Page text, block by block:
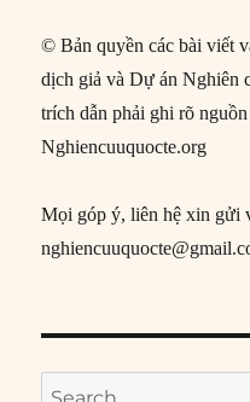
© Bản quyền các bài viết
dịch giả và Dự án Nghiên
trích dẫn phải ghi rõ
Nghiencuuquocte.org
Mọi góp ý, liên hệ xin gửi
Search